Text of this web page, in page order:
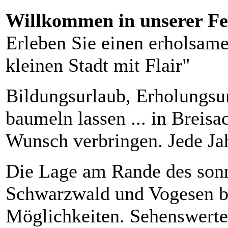
Willkommen in unserer
Erleben Sie einen
kleinen Stadt mit Flair"
Bildungsurlaub,
baumeln lassen ... in
Wunsch verbringen. Jede
Die Lage am Rande des
Schwarzwald und Vogesen
Möglichkeiten.